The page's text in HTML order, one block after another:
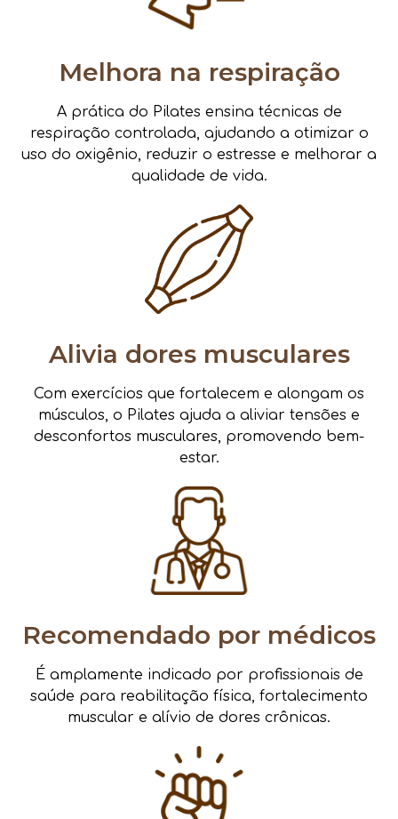
Melhora na respiração
A prática do Pilates ensina técnicas de
respiração controlada, ajudando a otimizar o
uso do oxigênio, reduzir o estresse e melhorar a
qualidade de vida.
Alivia dores musculares
Com exercícios que fortalecem e alongam os
músculos, o Pilates ajuda a aliviar tensões e
desconfortos musculares, promovendo bem-
estar.
Recomendado por médicos
É amplamente indicado por profissionais de
saúde para reabilitação física, fortalecimento
muscular e alívio de dores crônicas.